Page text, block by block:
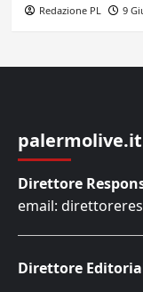
Redazione PL 9
palermolive.it
Direttore
email:
Direttore